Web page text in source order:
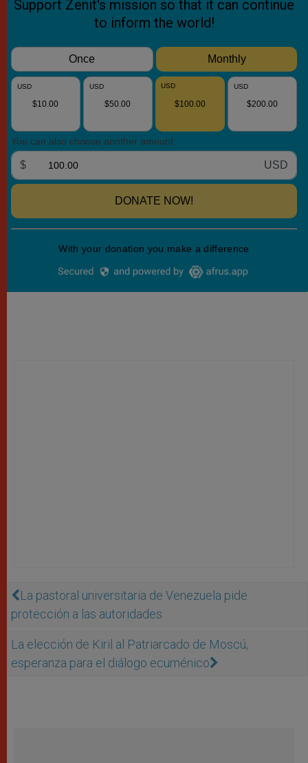
La pastoral universitaria de Venezuela pide
protección a las autoridades
La elección de Kiril al Patriarcado de Moscú,
esperanza para el diálogo ecuménico